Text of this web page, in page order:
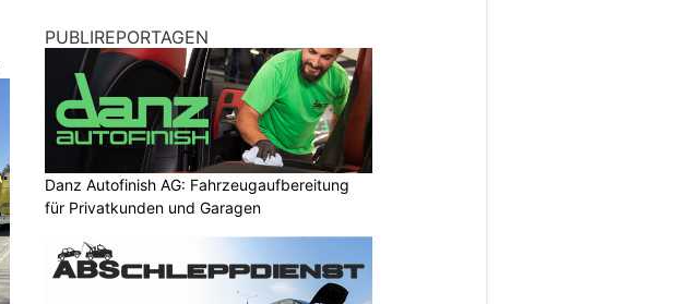
PUBLIREPORTAGEN
Danz Autofinish AG: Fahrzeugaufbereitung
für Privatkunden und Garagen